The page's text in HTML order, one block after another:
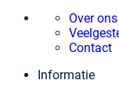
Over ons
Contact
Informatie